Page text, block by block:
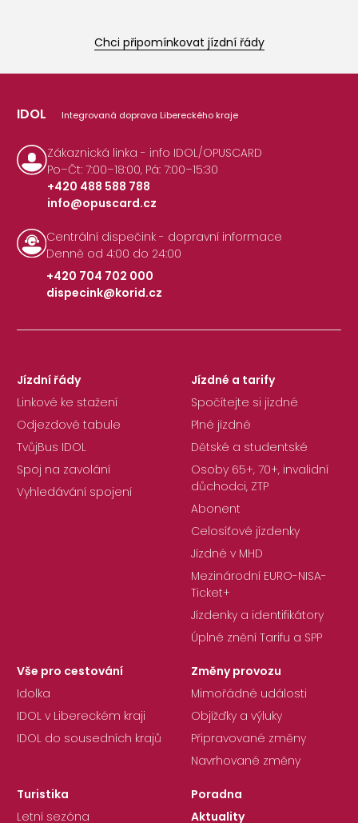
Chci připomínkovat jízdní řády
IDOL Integrovaná doprava Libereckého kraje
Zákaznická linka - info IDOL/OPUSCARD
Po–Čt: 7:00–18:00, Pá: 7:00–15:30
+420 488 588 788
|
info@opuscard.cz
Centrální dispečink - dopravní informace
Denně od 4:00 do 24:00
+420 704 702 000
|
dispecink@korid.cz
Jízdní řády
Linkové ke stažení
Odjezdové tabule
TvůjBus IDOL
Spoj na zavolání
Vyhledávání spojení
Jízdné a tarify
Spočítejte si jízdné
Plné jízdné
Dětské a studentské
Osoby 65+, 70+, invalidní
důchodci, ZTP
Abonent
Celosíťové jízdenky
Jízdné v MHD
Mezinárodní EURO-NISA-
Ticket+
Jízdenky a identifikátory
Úplné znění Tarifu a SPP
Vše pro cestování
Idolka
IDOL v Libereckém kraji
IDOL do sousedních krajů
Změny provozu
Mimořádné události
Objížďky a výluky
Připravované změny
Navrhované změny
Turistika
Letní sezóna
Poradna
Aktuality